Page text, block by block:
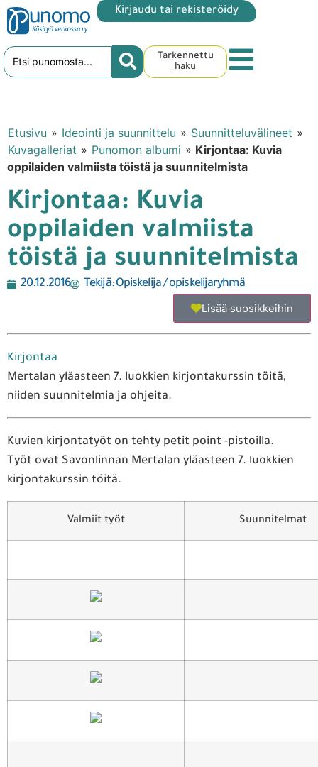
Kirjaudu tai rekisteröidy
Tarkennettu
haku
Etusivu » Ideointi ja suunnittelu » Suunnitteluvälineet »
Kuvagalleriat » Punomon albumi » Kirjontaa: Kuvia
oppilaiden valmiista töistä ja suunnitelmista
Kirjontaa: Kuvia
oppilaiden valmiista
töistä ja suunnitelmista
20.12.2016 Tekijä:Opiskelija / opiskelijaryhmä
Lisää suosikkeihin
Kirjontaa
Mertalan yläasteen 7. luokkien kirjontakurssin töitä,
niiden suunnitelmia ja ohjeita.
Kuvien kirjontatyöt on tehty petit point -pistoilla.
Työt ovat Savonlinnan Mertalan yläasteen 7. luokkien
kirjontakurssin töitä.
Valmiit työt Suunnitelmat